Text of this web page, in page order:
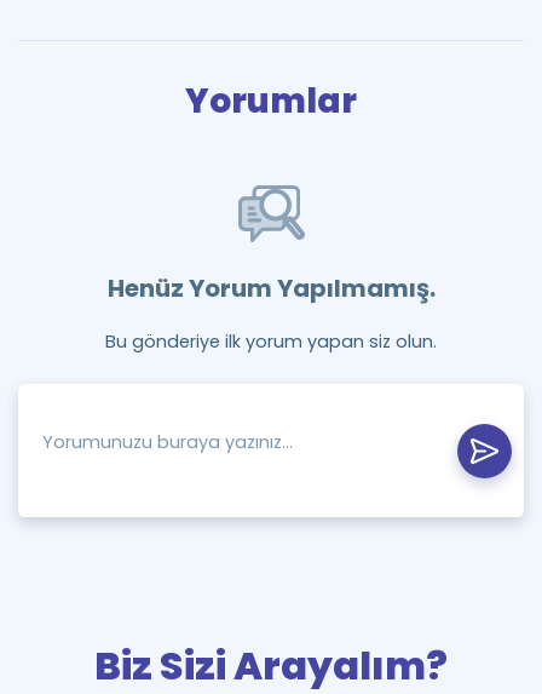
Yorumlar
Henüz Yorum Yapılmamış.
Bu gönderiye ilk yorum yapan siz olun.
Biz Sizi Arayalım?